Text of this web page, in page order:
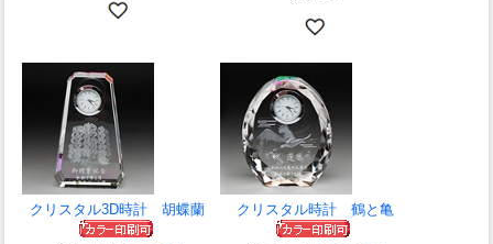
クリスタル3D時計 胡蝶蘭 クリスタル時計 鶴と亀